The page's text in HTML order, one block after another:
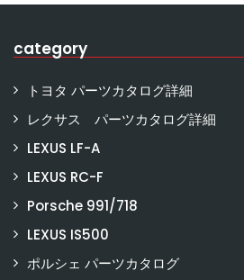
category
トヨタ パーツカタログ詳細
レクサス パーツカタログ詳細
LEXUS LF-A
LEXUS RC-F
Porsche 991/718
LEXUS IS500
ポルシェ パーツカタログ